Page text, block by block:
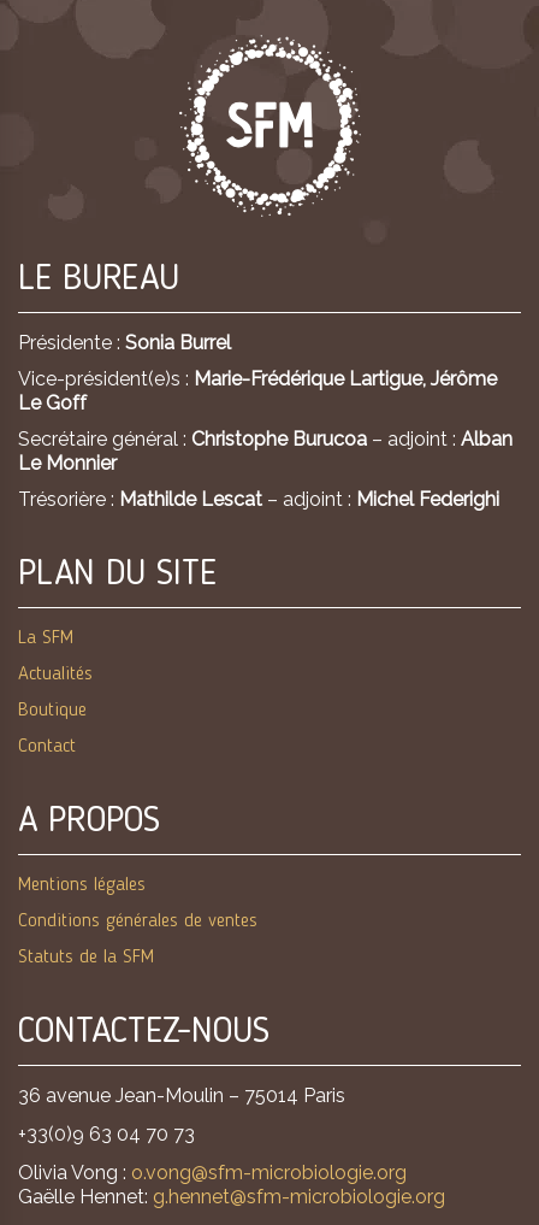
LE BUREAU
Présidente : Sonia Burrel
Vice-président(e)s : Marie-Frédérique Lartigue, Jérôme
Le Goff
Secrétaire général : Christophe Burucoa – adjoint : Alban
Le Monnier
Trésorière : Mathilde Lescat – adjoint : Michel Federighi
PLAN DU SITE
La SFM
Actualités
Boutique
Contact
A PROPOS
Mentions légales
Conditions générales de ventes
Statuts de la SFM
CONTACTEZ-NOUS
36 avenue Jean-Moulin – 75014 Paris
+33(0)9 63 04 70 73
Olivia Vong : o.vong@sfm-microbiologie.org
Gaëlle Hennet: g.hennet@sfm-microbiologie.org